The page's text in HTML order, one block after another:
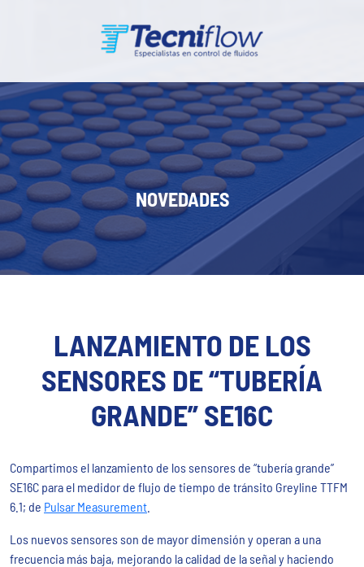
NOVEDADES
LANZAMIENTO DE LOS
SENSORES DE “TUBERÍA
GRANDE” SE16C
Compartimos el lanzamiento de los sensores de “tubería grande”
SE16C para el medidor de flujo de tiempo de tránsito Greyline TTFM
6.1; de Pulsar Measurement
Los nuevos sensores son de mayor dimensión y operan a una
frecuencia más baja, mejorando la calidad de la señal y haciendo